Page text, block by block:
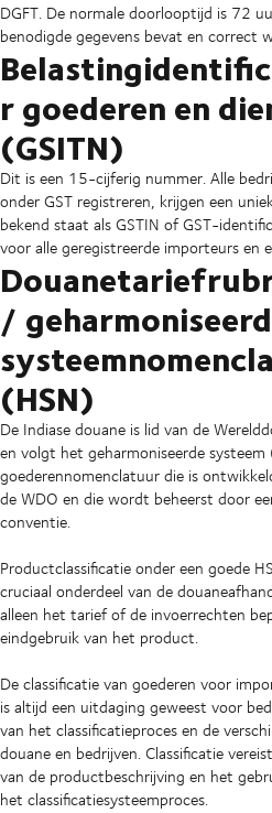
DGFT. De normale doorlooptijd is 72
benodigde gegevens bevat en correct
r goederen en
(GSITN)
Dit is een 15-cijferig nummer. Alle
onder GST registreren, krijgen een
bekend staat als GSTIN of GST-
voor alle geregistreerde importeurs en
/
(HSN)
De Indiase douane is lid van de
en volgt het geharmoniseerde systeem
goederennomenclatuur die is
de WDO en die wordt beheerst door
conventie.
Productclassificatie onder een goede
cruciaal onderdeel van de
alleen het tarief of de invoerrechten
eindgebruik van het product.
De classificatie van goederen voor
is altijd een uitdaging geweest voor
van het classificatieproces en de
douane en bedrijven. Classificatie
van de productbeschrijving en het
het classificatiesysteemproces.